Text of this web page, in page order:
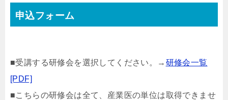
申込フォーム
■受講する研修会を選択してください。→ 研修会一覧
[PDF]
■こちらの研修会は全て、産業医の単位は取得できませ